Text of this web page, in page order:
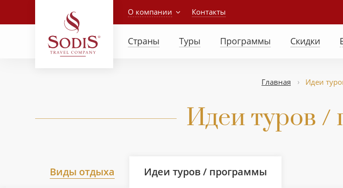
О компании Контакты
Страны Туры Программы Скидки
Главная Идеи
Идеи туров
Виды отдыха Идеи туров / программы